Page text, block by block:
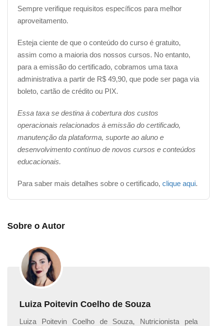
realizar o curso por completo e obter uma nota igual
ou superior a 6.0 na avaliação final
você tenha alcançado esse resultado, você poderá
solicitar o seu certificado.
O valor do investimento para a emissão do certificado é
de R$ 49,90, podendo ser pago por boleto bancário,
Assim que o pagamento for confirmado (o prazo de
confirmação varia dependendo do método de
pagamento escolhido), você receberá a liberação para
realizar o download do seu certificado.
outros assuntos pertinentes na área:
Nossa plataforma conta com outros diversos cursos
que podem deixar seu currículo ainda mais completo.
Cursos elaborados por profissionais especializados!
Confira:
Curso online deIntrodução à nutrição
Curso online deAlimentação e fome emocional
Sempre verifique requisitos específicos para melhor
aproveitamento.
Esteja ciente de que o conteúdo do curso é gratuito,
assim como a maioria dos nossos cursos. No entanto,
para a emissão do certificado, cobramos uma taxa
administrativa a partir de R$ 49,90, que pode ser paga via
boleto, cartão de crédito ou PIX.
Essa taxa se destina à cobertura dos custos
operacionais relacionados à emissão do certificado,
manutenção da plataforma, suporte ao aluno e
desenvolvimento contínuo de novos cursos e conteúdos
educacionais.
Para saber mais detalhes sobre o certificado, clique aqui.
Sobre o Autor
Luiza Poitevin Coelho de Souza
Luiza Poitevin Coelho de Souza, Nutricionista pela